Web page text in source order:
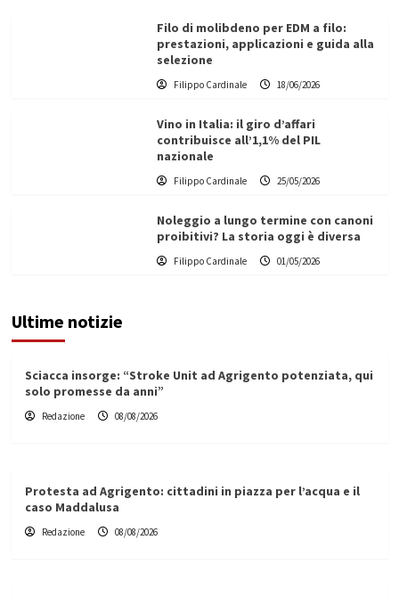
Filo di molibdeno per EDM a filo:
prestazioni, applicazioni e guida alla
selezione
Filippo Cardinale 18/06/2026
Vino in Italia: il giro d’affari
contribuisce all’1,1% del PIL
nazionale
Filippo Cardinale 25/05/2026
Noleggio a lungo termine con canoni
proibitivi? La storia oggi è diversa
Filippo Cardinale 01/05/2026
Ultime notizie
Sciacca insorge: “Stroke Unit ad Agrigento potenziata, qui
solo promesse da anni”
Redazione 08/08/2026
Protesta ad Agrigento: cittadini in piazza per l’acqua e il
caso Maddalusa
Redazione 08/08/2026